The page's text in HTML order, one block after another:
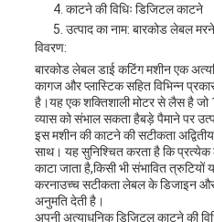
काटने की विधिः डिजिटल काटने
उत्पाद का नाम: बारकोड लेबल
विवरण:
बारकोड लेबल डाई कटिंग मशीन एक
कागज और प्लास्टिक सहित विभिन्न
है।यह एक शक्तिशाली मोटर से लैस है
व्यास को संभाल सकता हैबड़े पैमाने पर
इस मशीन की काटने की सटीकता
साथ। यह सुनिश्चित करता है कि
काटा जाता है,किसी भी संभावित त्रुटियों
करनाउच्च सटीकता लेबल के डिजाइन
अनुमति देती है।
अपनी अत्याधुनिक डिजिटल काटने की